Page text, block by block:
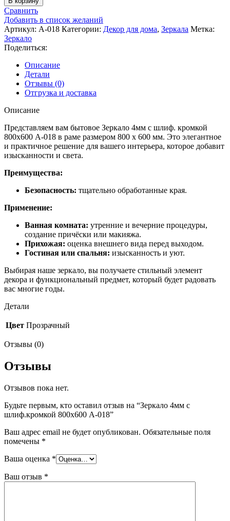
Зеркало
4мм
с
шлиф.кромкой
800х600
А-018
Сравнить
Добавить в список желаний
Артикул: А-018 Категории: Декор для дома, Зеркала Метка:
Зеркало
Поделиться:
Описание
Детали
Отзывы (0)
Отгрузка и доставка
Описание
Представляем вам бытовое Зеркало 4мм с шлиф. кромкой
800х600 А-018 в раме размером 800 х 600 мм. Это элегантное
и практичное решение для вашего интерьера, которое добавит
изысканности и света.
Преимущества:
Безопасность: тщательно обработанные края.
Применение:
Ванная комната: утренние и вечерние процедуры,
создание причёски или макияжа.
Прихожая: оценка внешнего вида перед выходом.
Гостиная или спальня: изысканность и уют.
Выбирая наше зеркало, вы получаете стильный элемент
декора и функциональный предмет, который будет радовать
вас многие годы.
Детали
Цвет Прозрачный
Отзывы (0)
Отзывы
Отзывов пока нет.
Будьте первым, кто оставил отзыв на “Зеркало 4мм с
шлиф.кромкой 800х600 А-018”
Ваш адрес email не будет опубликован. Обязательные поля
помечены *
Ваша оценка *
Ваш отзыв *